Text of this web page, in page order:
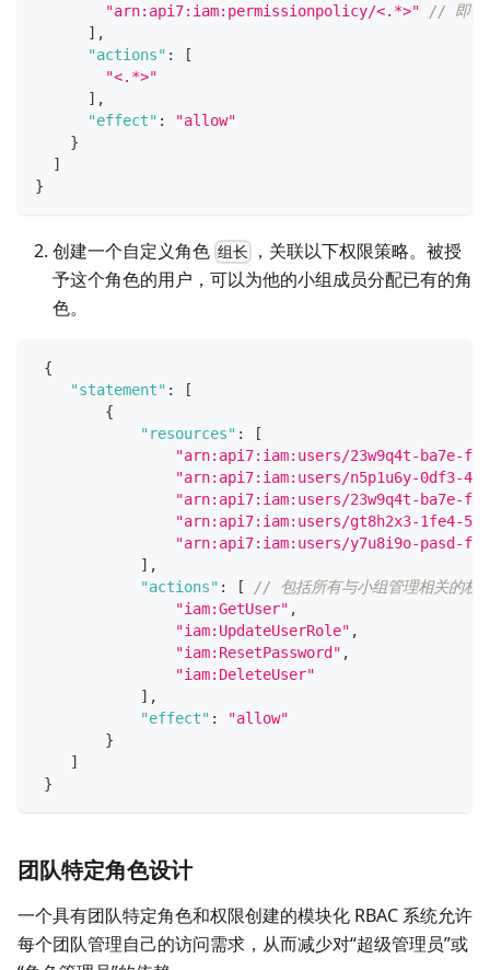
"arn:api7:iam:permissionpolicy/<.*>"
// 即便
] ,
"actions" :
[
"<.*>"
] ,
"effect" :
"allow"
}
]
}
创建一个自定义角色 组长
，关联以下权限策略。被授
予这个角色的用户，可以为他的小组成员分配已有的角
色。
{
"statement" :
[
{
"resources" :
[
"arn:api7:iam:users/23w9q4t-ba7e-
"arn:api7:iam:users/n5p1u6y-0df3-
"arn:api7:iam:users/23w9q4t-ba7e-
"arn:api7:iam:users/gt8h2x3-1fe4-
"arn:api7:iam:users/y7u8i9o-pasd-
] ,
"actions" : [
// 包括所有与小组管理相关的权
"iam:GetUser" ,
"iam:UpdateUserRole" ,
"iam:ResetPassword" ,
"iam:DeleteUser"
] ,
"effect" :
"allow"
}
]
}
团队特定角色设计
一个具有团队特定角色和权限创建的模块化 RBAC 系统允许
每个团队管理自己的访问需求，从而减少对“超级管理员”或